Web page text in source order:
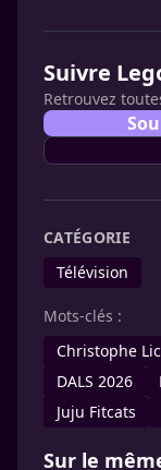
Suivre
Retrouvez
CATÉGORIE
Télévision
Mots-clés :
Christophe
DALS 2026
Juju Fitcats
Sur le